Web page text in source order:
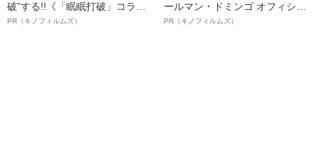
破”する!!《「眠眠打破」コラ
ボ》
PR（キノフィルムズ）
ールマン・ドミンゴ オフィシャ
ルインタビュー“観客を魅了した
PR（キノフィルムズ）